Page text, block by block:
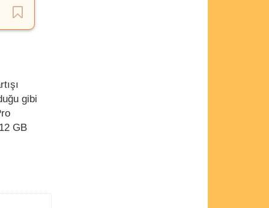
gibi
GB